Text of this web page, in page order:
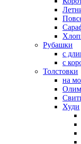
Рубашки
с
с
Толстовки
на
Худи